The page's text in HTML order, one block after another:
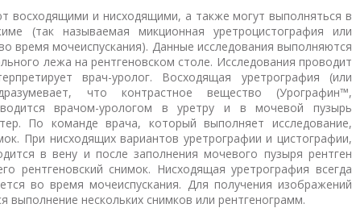
восходящими и нисходящими, а также могут выполняться в
(так называемая микционная уретроцистография или
время мочеиспускания). Данные исследования выполняются
лежа на рентгеновском столе. Исследования проводит
врач-уролог. Восходящая уретрография (или
что контрастное вещество (Урографин™,
врачом-урологом в уретру и в мочевой пузырь
По команде врача, который выполняет исследование,
При нисходящих вариантов уретрографии и цистографии,
в вену и после заполнения мочевого пузыря рентген
рентгеновский снимок. Нисходящая уретрография всегда
во время мочеиспускания. Для получения изображений
выполнение нескольких снимков или рентгенограмм.